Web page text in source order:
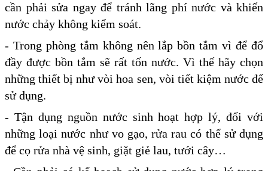
cần phải sửa ngay để tránh lãng phí nước và khiến
nước chảy không kiểm soát.
- Trong phòng tắm không nên lắp bồn tắm vì để đổ
đầy được bồn tắm sẽ rất tốn nước. Vì thế hãy chọn
những thiết bị như vòi hoa sen, vòi tiết kiệm nước để
sử dụng.
- Tận dụng nguồn nước sinh hoạt hợp lý, đối với
những loại nước như vo gạo, rửa rau có thể sử dụng
để cọ rửa nhà vệ sinh, giặt giẻ lau, tưới cây…